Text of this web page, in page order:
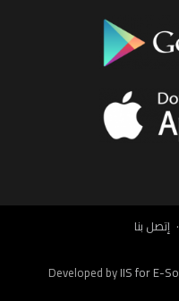
إتصل بنا
IIS for E-